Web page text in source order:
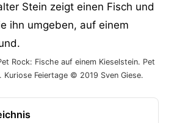
Rock: Fische auf einem Kieselstein. Pet
Kuriose Feiertage © 2019 Sven Giese.